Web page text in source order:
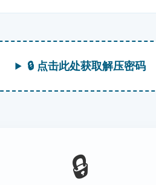
🔒 点击此处获取解压密码
🔒